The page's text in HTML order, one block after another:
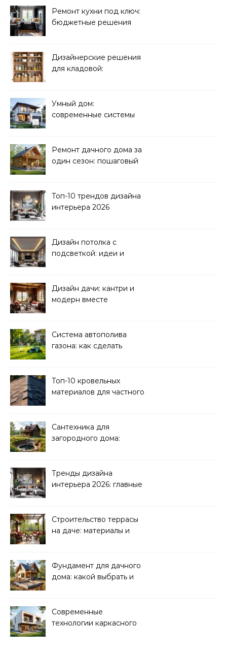
Ремонт кухни под ключ:
бюджетные решения
Дизайнерские решения
для кладовой:
Умный дом:
современные системы
Ремонт дачного дома за
один сезон: пошаговый
Топ-10 трендов дизайна
интерьера 2026
Дизайн потолка с
подсветкой: идеи и
Дизайн дачи: кантри и
модерн вместе
Система автополива
газона: как сделать
Топ-10 кровельных
материалов для частного
Сантехника для
загородного дома:
Тренды дизайна
интерьера 2026: главные
Строительство террасы
на даче: материалы и
Фундамент для дачного
дома: какой выбрать и
Современные
технологии каркасного